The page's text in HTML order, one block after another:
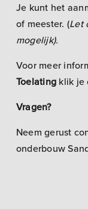
Je kunt het
of meester. (Let
mogelijk).
Voor meer
Toelating klik
Vragen?
Neem gerust
onderbouw